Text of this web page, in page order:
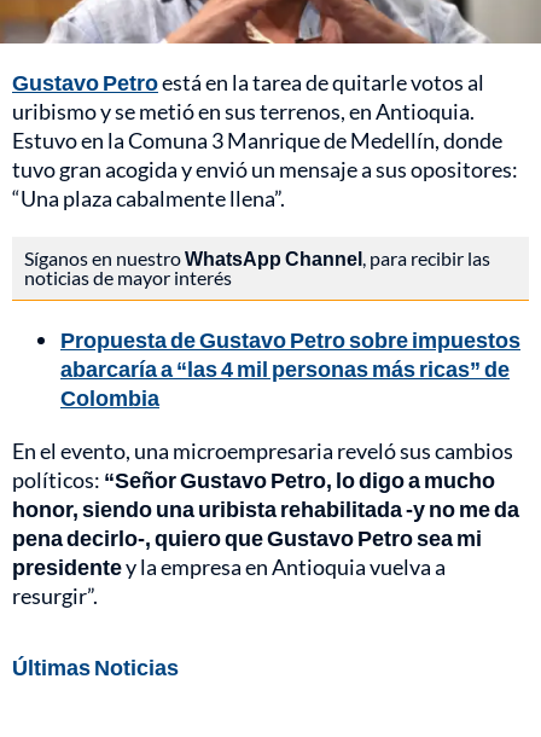
Gustavo Petroestá en la tarea de quitarle votos al
uribismo y se metió en sus terrenos, en Antioquia.
Estuvo en la Comuna 3 Manrique de Medellín, donde
tuvo gran acogida y envió un mensaje a sus opositores:
“Una plaza cabalmente llena”.
Síganos en nuestroWhatsApp Channel , para recibir las
noticias de mayor interés
Propuesta de Gustavo Petro sobre impuestos
abarcaría a “las 4 mil personas más ricas” de
Colombia
En el evento, una microempresaria reveló sus cambios
políticos: “Señor Gustavo Petro, lo digo a mucho
honor, siendo una uribista rehabilitada -y no me da
pena decirlo-, quiero que Gustavo Petro sea mi
presidentey la empresa en Antioquia vuelva a
resurgir”.
Últimas Noticias